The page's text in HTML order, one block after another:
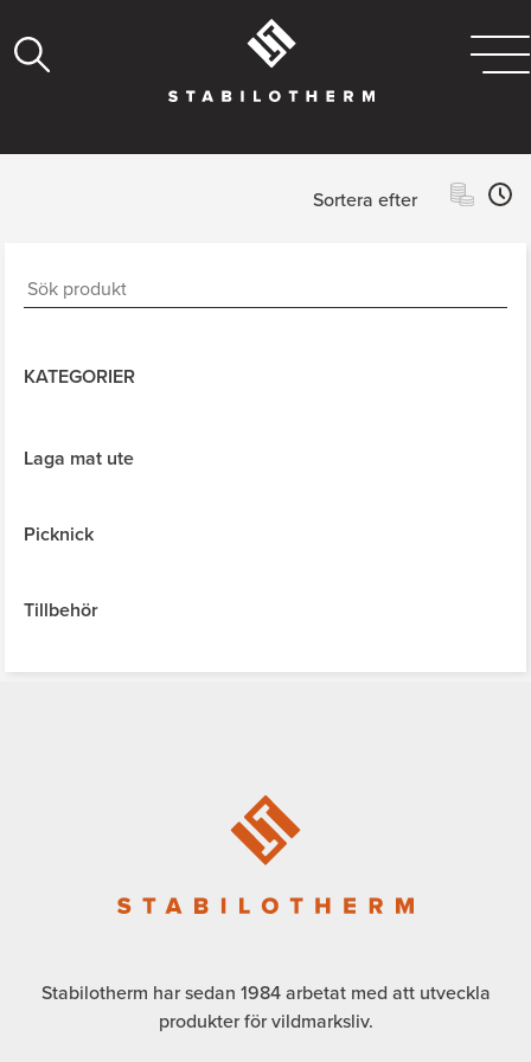
Sortera efter
KATEGORIER
Laga mat ute
Picknick
Tillbehör
Stabilotherm har sedan 1984 arbetat med att utveckla
produkter för vildmarksliv.